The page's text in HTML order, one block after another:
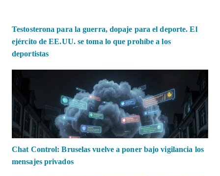
Testosterona para la guerra, dopaje para el deporte. El
ejército de EE.UU. se toma lo que prohíbe a los
deportistas
Chat Control: Bruselas vuelve a poner bajo vigilancia los
mensajes privados